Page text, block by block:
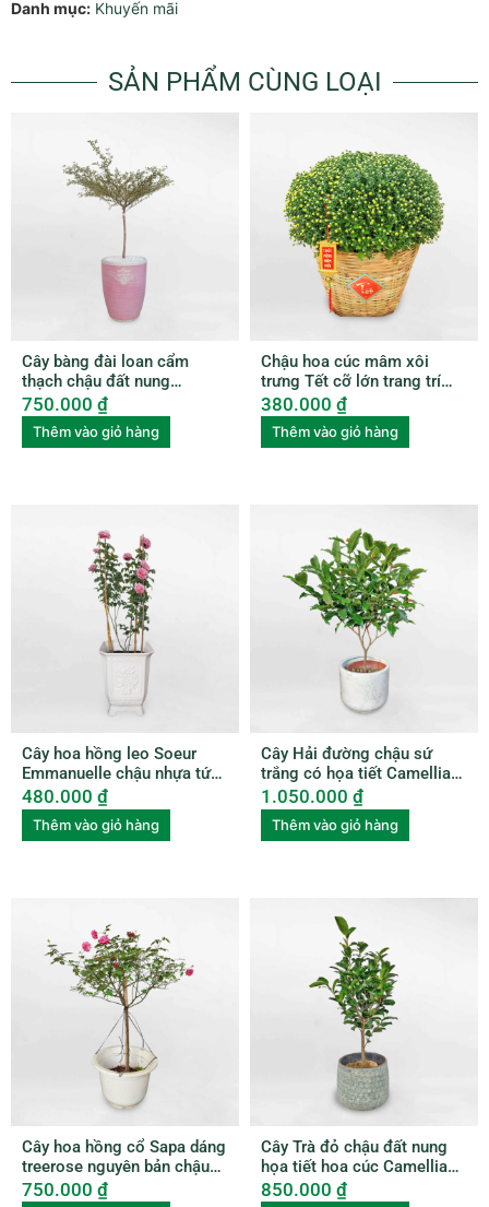
Danh mục: Khuyến mãi
SẢN PHẨM CÙNG LOẠI
Cây bàng đài loan cẩm
thạch chậu đất nung
BUBU006
750.000 ₫
Thêm vào giỏ hàng
Chậu hoa cúc mâm xôi
trưng Tết cỡ lớn trang trí
xọt tre HCMX001
380.000 ₫
Thêm vào giỏ hàng
Cây hoa hồng leo Soeur
Emmanuelle chậu nhựa tứ
quý ROSE002
480.000 ₫
Thêm vào giỏ hàng
Cây Hải đường chậu sứ
trắng có họa tiết Camellia
amplexicaulis CAME001
1.050.000 ₫
Thêm vào giỏ hàng
Cây hoa hồng cổ Sapa dáng
treerose nguyên bản chậu
nhựa ROSE005
750.000 ₫
Cây Trà đỏ chậu đất nung
họa tiết hoa cúc Camellia
Japonica
850.000 ₫